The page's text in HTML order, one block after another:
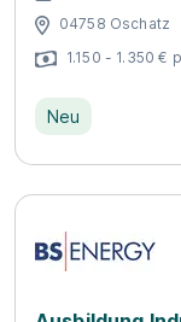
04758 Oschatz
1.150 - 1.350 €
Neu